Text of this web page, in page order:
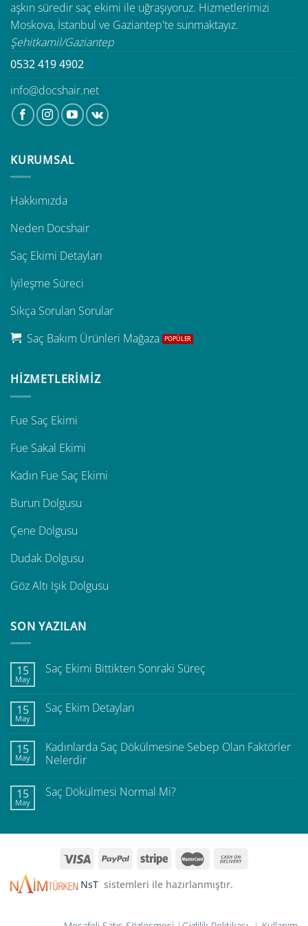
aşkın süredir saç ekimi ile uğraşıyoruz. Hizmetlerimizi
Moskova, İstanbul ve Gaziantep'te sunmaktayız.
Şehitkamil/Gaziantep
0532 419 4902
info@docshair.net
KURUMSAL
Hakkımızda
Neden Docshair
Saç Ekimi Detayları
İyileşme Süreci
Sıkça Sorulan Sorular
Saç Bakım Ürünleri Mağaza
HİZMETLERİMİZ
Fue Saç Ekimi
Fue Sakal Ekimi
Kadın Fue Saç Ekimi
Burun Dolgusu
Çene Dolgusu
Dudak Dolgusu
Göz Altı Işık Dolgusu
SON YAZILAN
15
May
Saç Ekimi Bittikten Sonraki Süreç
15
May
Saç Ekim Detayları
15
May
Kadınlarda Saç Dökülmesine Sebep Olan Faktörler
Nelerdir
15
May
Saç Dökülmesi Normal Mi?
NsT sistemleri ile hazırlanmıştır.